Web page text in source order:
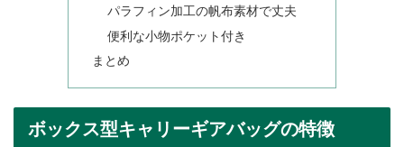
パラフィン加工の帆布素材で丈夫
便利な小物ポケット付き
まとめ
ボックス型キャリーギアバッグの特徴